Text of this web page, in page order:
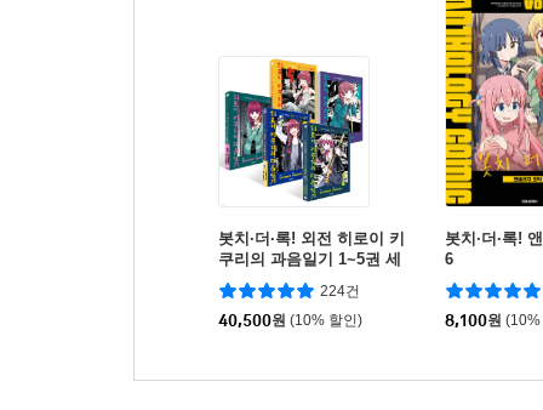
봇치·더·록! 외전 히로이 키
쿠리의 과음일기 1~5권 세
트
224건
40,500원 (10% 할인)
봇치·더·록!
6
8,100원 (10%